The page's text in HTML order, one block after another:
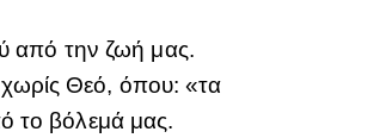
από την ζωή μας.
χωρίς Θεό, όπου: «τα
το βόλεμά μας.